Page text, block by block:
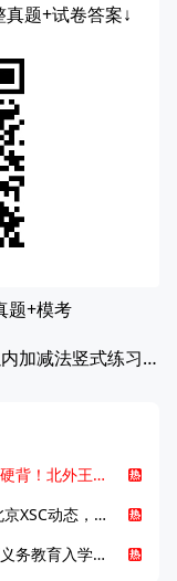
真题+试卷答案↓
题+模考
【小升初数学】二年级100以内加减法竖式练习题8
告别死记硬背！北外王牌精读词汇课，帮孩子突破英语词汇难关
2026年北京XSC动态，持续更新中ing...
北京各区义务教育入学咨询电话汇总，25年小升初家长提前收藏